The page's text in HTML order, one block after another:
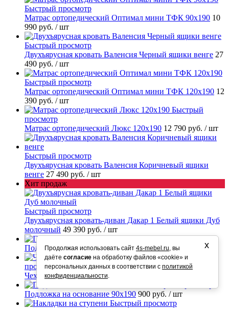
Быстрый просмотр
Матрас ортопедический Оптимал мини ТФК 90х190 10
990 руб. / шт
Быстрый просмотр
Двухъярусная кровать Валенсия Черный ящики венге 27
490 руб. / шт
Быстрый просмотр
Матрас ортопедический Оптимал мини ТФК 120х190 12
390 руб. / шт
Быстрый
просмотр
Матрас ортопедический Люкс 120х190 12 790 руб. / шт
Быстрый просмотр
Двухъярусная кровать Валенсия Коричневый ящики
венге 27 490 руб. / шт
Хит продаж
Быстрый просмотр
Двухъярусная кровать-диван Дакар 1 Белый ящики Дуб
молочный 49 390 руб. / шт
Быстрый просмотр
Подложка на основание 120х190 1 200 руб./ шт
Быстрый
просмотр
Чехол на матрас влагостойкий 90х190
Подложка на основание 90х190 900 руб. / шт
Быстрый просмотр
Продолжая использовать сайт 4s-mebel.ru, вы
даёте согласие на обработку файлов «cookie» и
персональных данных в соответствии с политикой
конфиденциальности.
х